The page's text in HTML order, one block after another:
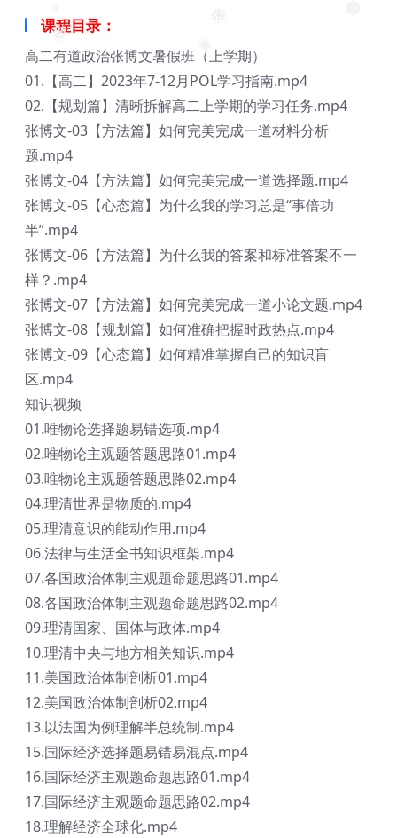
❅
❅
❅
❅
课程目录：
高二有道政治张博文暑假班（上学期）
01.【高二】2023年7-12月POL学习指南.mp4
02.【规划篇】清晰拆解高二上学期的学习任务.mp4
张博文-03【方法篇】如何完美完成一道材料分析
题.mp4
张博文-04【方法篇】如何完美完成一道选择题.mp4
张博文-05【心态篇】为什么我的学习总是“事倍功
半”.mp4
张博文-06【方法篇】为什么我的答案和标准答案不一
样？.mp4
张博文-07【方法篇】如何完美完成一道小论文题.mp4
张博文-08【规划篇】如何准确把握时政热点.mp4
张博文-09【心态篇】如何精准掌握自己的知识盲
区.mp4
知识视频
01.唯物论选择题易错选项.mp4
02.唯物论主观题答题思路01.mp4
03.唯物论主观题答题思路02.mp4
04.理清世界是物质的.mp4
05.理清意识的能动作用.mp4
06.法律与生活全书知识框架.mp4
07.各国政治体制主观题命题思路01.mp4
08.各国政治体制主观题命题思路02.mp4
09.理清国家、国体与政体.mp4
10.理清中央与地方相关知识.mp4
11.美国政治体制剖析01.mp4
12.美国政治体制剖析02.mp4
13.以法国为例理解半总统制.mp4
15.国际经济选择题易错易混点.mp4
16.国际经济主观题命题思路01.mp4
17.国际经济主观题命题思路02.mp4
18.理解经济全球化.mp4